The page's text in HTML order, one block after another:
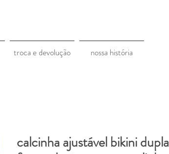
troca e devolução nossa história
calcinha ajustável bikini dupla